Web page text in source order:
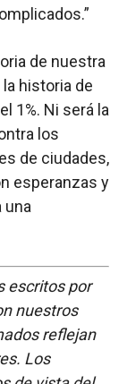
de nuestra
la historia de
1%. Ni será la
los
de ciudades,
esperanzas y
una
escritos por
nuestros
reflejan
Los